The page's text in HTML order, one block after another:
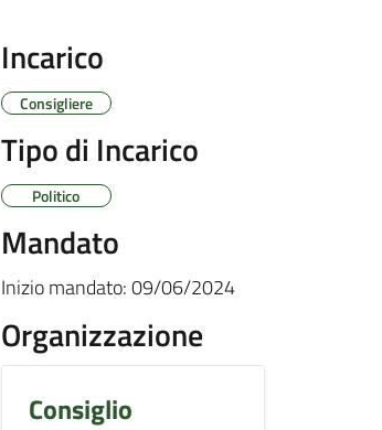
Incarico
Consigliere
Tipo di Incarico
Politico
Mandato
Inizio mandato:09/06/2024
Organizzazione
Consiglio